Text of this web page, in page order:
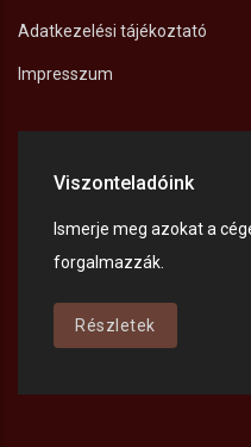
Adatkezelési tájékoztató
Impresszum
Viszonteladóink
Ismerje meg azokat a
forgalmazzák.
Részletek